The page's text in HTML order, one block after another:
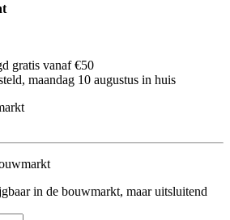
gratis vanaf €50
maandag 10 augustus in huis
in de bouwmarkt, maar uitsluitend